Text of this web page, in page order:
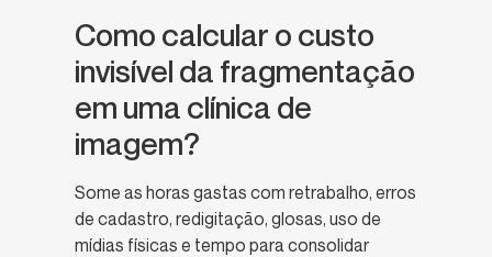
Como calcular o custo
invisível da fragmentação
em uma clínica de
imagem?
Some as horas gastas com retrabalho, erros
de cadastro, redigitação, glosas, uso de
mídias físicas e tempo para consolidar